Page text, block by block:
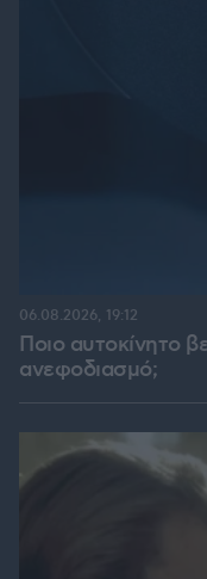
Ποιο αυτοκίνητο
ανεφοδιασμό;
06.08.2026, 19:12